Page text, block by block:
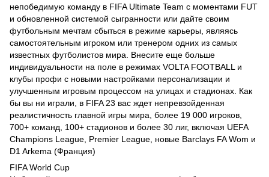
непобедимую команду в FIFA Ultimate Team с моментами FUT
и обновленной системой сыгранности или дайте своим
футбольным мечтам сбыться в режиме карьеры, являясь
самостоятельным игроком или тренером одних из самых
известных футболистов мира. Внесите еще больше
индивидуальности на поле в режимах VOLTA FOOTBALL и
клубы профи с новыми настройками персонализации и
улучшенным игровым процессом на улицах и стадионах. Как
бы вы ни играли, в FIFA 23 вас ждет непревзойденная
реалистичность главной игры мира, более 19 000 игроков,
700+ команд, 100+ стадионов и более 30 лиг, включая UEFA
Champions League, Premier League, новые Barclays FA Wom и
D1 Arkema (Франция)
FIFA World Cup